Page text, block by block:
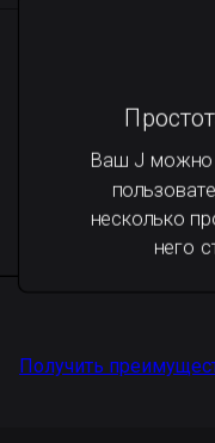
Ваш J можно
несколько
него
Получить